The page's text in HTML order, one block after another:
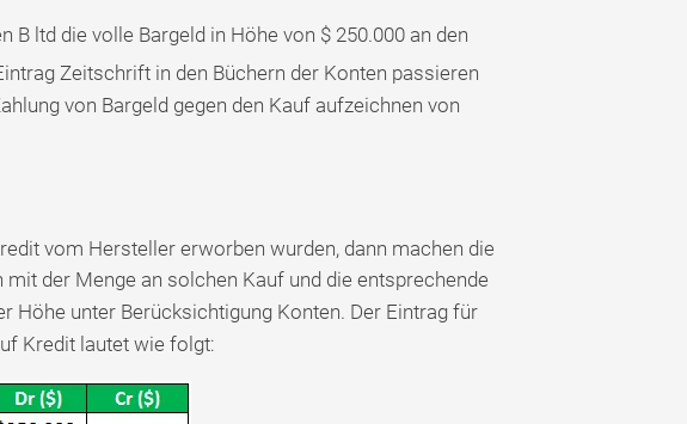
B ltd die volle Bargeld in Höhe von $ 250.000 an den
Zeitschrift in den Büchern der Konten passieren
von Bargeld gegen den Kauf aufzeichnen von
vom Hersteller erworben wurden, dann machen die
der Menge an solchen Kauf und die entsprechende
Höhe unter Berücksichtigung Konten. Der Eintrag für
Kredit lautet wie folgt: